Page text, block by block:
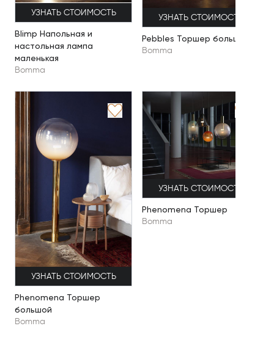
УЗНАТЬ СТОИМОСТЬ
Blimp Напольная и
настольная лампа
маленькая
Bomma
УЗНАТЬ СТОИМОСТЬ
Pebbles Торшер большой
Bomma
УЗНАТЬ СТОИМОСТЬ
Phenomena Торшер
большой
Bomma
УЗНАТЬ СТОИМОСТЬ
Phenomena Торшер
Bomma